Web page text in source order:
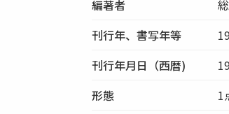
編著者
刊行年、書写年等
刊行年月日（西暦)
形態
1